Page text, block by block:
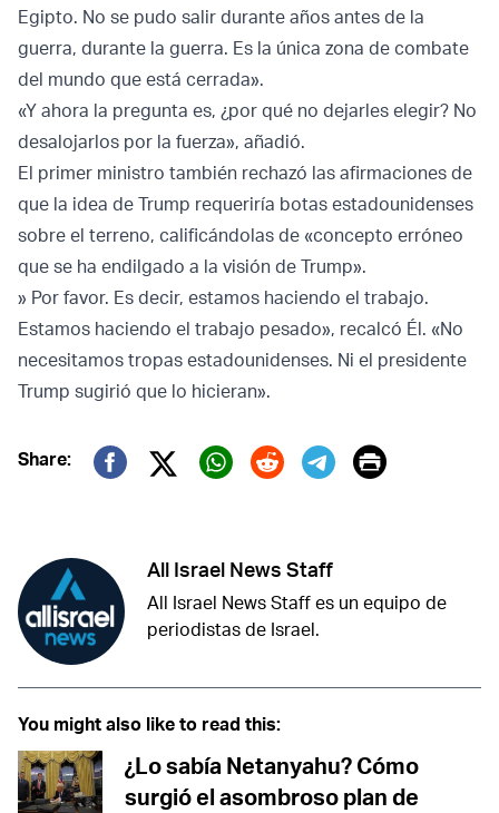
Egipto. No se pudo salir durante años antes de la
guerra, durante la guerra. Es la única zona de combate
del mundo que está cerrada».
«Y ahora la pregunta es, ¿por qué no dejarles elegir? No
desalojarlos por la fuerza», añadió.
El primer ministro también rechazó las afirmaciones de
que la idea de Trump requeriría botas estadounidenses
sobre el terreno, calificándolas de «concepto erróneo
que se ha endilgado a la visión de Trump».
» Por favor. Es decir, estamos haciendo el trabajo.
Estamos haciendo el trabajo pesado», recalcó Él. «No
necesitamos tropas estadounidenses. Ni el presidente
Trump sugirió que lo hicieran».
Share:
Twitter (X)
Print
All Israel News Staff
All Israel News Staff es un equipo de
periodistas de Israel.
You might also like to read this:
¿Lo sabía Netanyahu? Cómo
surgió el asombroso plan de